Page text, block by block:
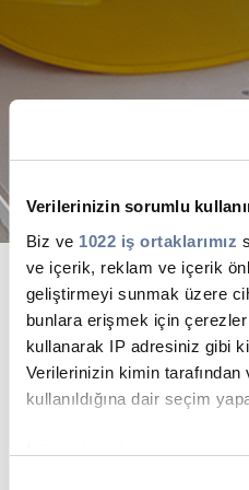
Verilerinizin sorumlu
Biz ve 1022 iş ortaklarımız
ve içerik, reklam ve içerik
geliştirmeyi sunmak üzere
bunlara erişmek için
kullanarak IP adresiniz gibi
Verilerinizin kimin
kullanıldığına dair seçim
İzin verirseniz, ayrıca:
Sürdürülebilirlik
Yatırımcı İlişkileri
E Path
İletişim
C@P
Türk Prysmian, 1964
ilk günden bu yana
fabrikasında her zaman
sağlıklı ve sürdürülebilir
için çalışmakta ve